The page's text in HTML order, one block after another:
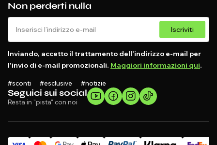
Seguici sui social
Resta in "pista" con noi
Non perderti nulla
Iscriviti
Inviando, accetto il trattamento dell'indirizzo e-mail per
l'invio di e-mail promozionali. Maggiori informazioni qui.
#sconti #esclusive #notizie